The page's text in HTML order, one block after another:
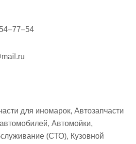
для иномарок, Автозапчасти
Автомойки,
(СТО), Кузовной